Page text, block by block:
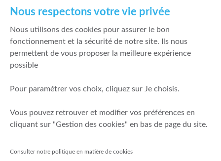
Politique de meilleure sélection
Politique de durabilité
Fonds de garantie des dépôts et de résolution
Mentions légales
Prévention de la fraude
Nous respectons votre vie privée
Nous utilisons des cookies pour assurer le bon
fonctionnement et la sécurité de notre site. Ils nous
permettent de vous proposer la meilleure expérience
possible
Pour paramétrer vos choix, cliquez sur Je choisis.
Vous pouvez retrouver et modifier vos préférences en
cliquant sur "Gestion des cookies" en bas de page du site.
Consulter notre politique en matière de cookies